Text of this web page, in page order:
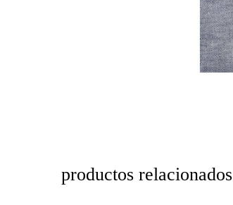
productos relacionados